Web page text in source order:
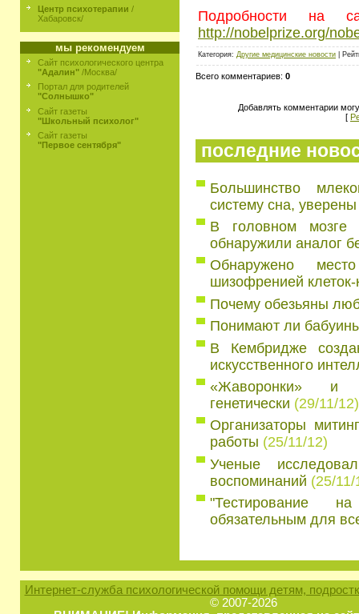
Центр психотерапии /
Хабаровск/
мы рекомендуем
Сайт психологического центра
"Адалин" /Москва/
Портал для родителей
"Солнышко"
Сайт газеты
"Школьный психолог"
Сайт газеты
"Первое сентября"
Подробности на
http://nobelprize.org/
Категория: Другие медицинские новости |
Всего комментариев: 0
Добавлять комментарии
[
последние
Большинство
систему сна,
В головном мозге
обнаружили аналог
Обнаружено
шизофренией
Почему обезьяны
Понимают ли
В Кембридже
искусственного
«Жаворонки» и
генетически (29/11/12)
Организаторы
работы (25/11/12)
Ученые
воспоминаний (25/11/
"Тестирование
обязательным для
Интернет-служба психологической помощи детям,
© 2007-2026